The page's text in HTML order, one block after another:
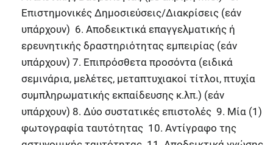
Επιστημονικές Δημοσιεύσεις/Διακρίσεις (εάν
υπάρχουν) 6. Αποδεικτικά επαγγελματικής ή
ερευνητικής δραστηριότητας εμπειρίας (εάν
υπάρχουν) 7. Επιπρόσθετα προσόντα (ειδικά
σεμινάρια, μελέτες, μεταπτυχιακοί τίτλοι, πτυχία
συμπληρωματικής εκπαίδευσης κ.λπ.) (εάν
υπάρχουν) 8. Δύο συστατικές επιστολές 9. Μία (1)
φωτογραφία ταυτότητας 10. Αντίγραφο της